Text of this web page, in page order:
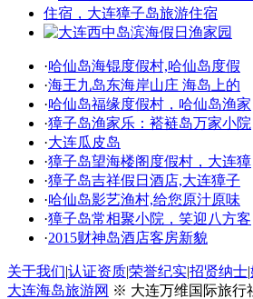
·哈仙岛海锟度假村,哈仙岛度假
·海王九岛东海岸山庄 海岛上的
·哈仙岛福缘度假村，哈仙岛渔家
·獐子岛渔家乐：褡裢岛万家小院
·大连瓜皮岛
·獐子岛望海楼阁度假村，大连獐
·獐子岛吉祥假日酒店,大连獐子
·哈仙岛影艺渔村,给您原汁原味
·獐子岛常相聚小院，笑迎八方客
·2015财神岛酒店客房新貌
关于我们|认证资质|荣誉纪实|招贤纳士|
大连海岛旅游网 ※ 大连万维国际旅行